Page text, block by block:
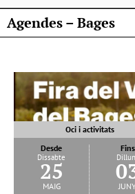
Agendes – Bages
Oci i activitats
Desde
Dissabte
25
maig
Fins